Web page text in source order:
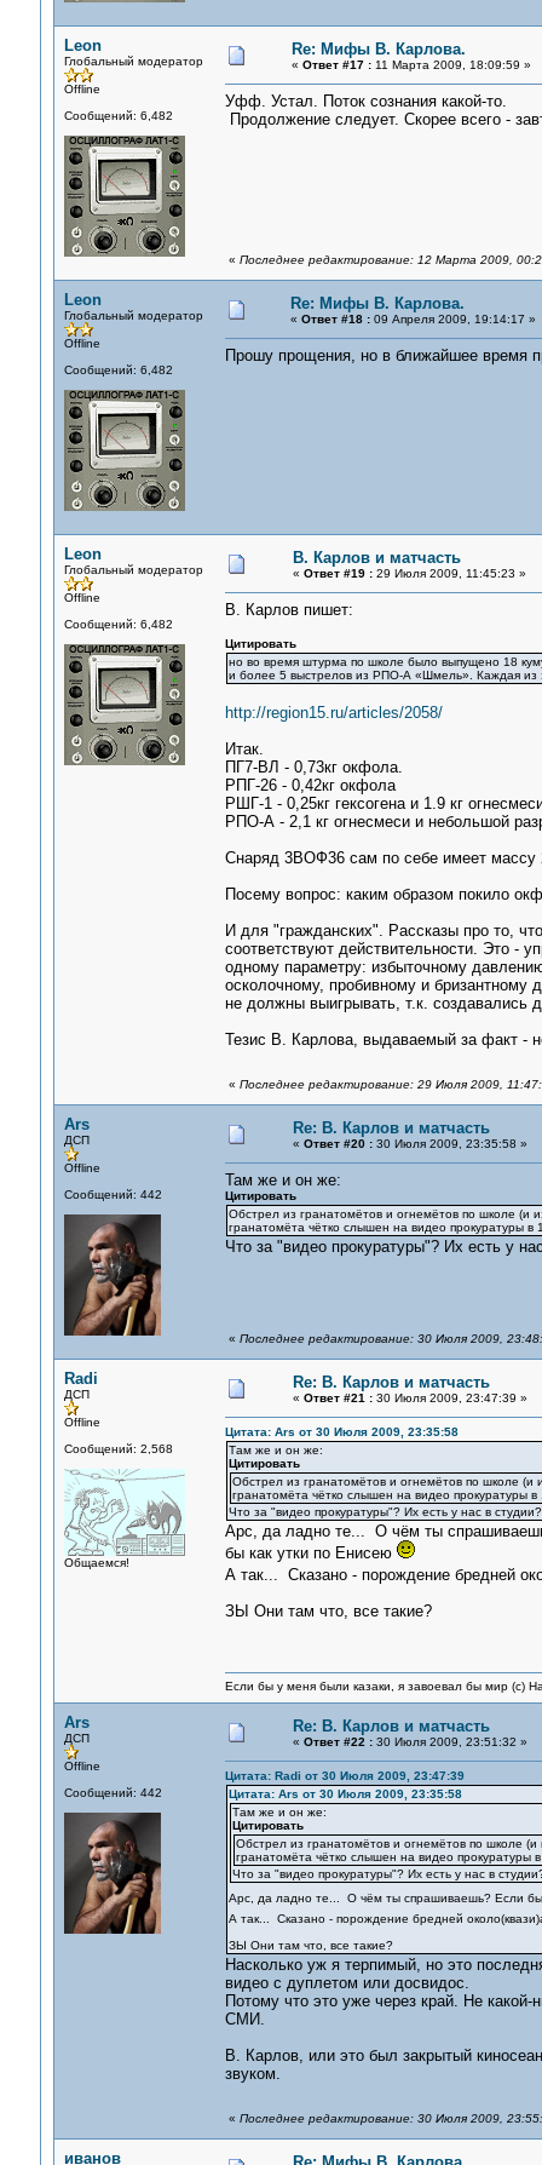
Leon
Глобальный модератор
Offline
Сообщений: 6,482
Re: Мифы В. Карлова.
« Ответ #17 :11 Марта 2009, 18:09:59 »
Уфф. Устал. Поток сознания какой-то.
Продолжение следует. Скорее всего -
« Последнее редактирование: 12 Марта 2009,
Leon
Глобальный модератор
Offline
Сообщений: 6,482
Re: Мифы В. Карлова.
« Ответ #18 :09 Апреля 2009, 19:14:17 »
Прошу прощения, но в ближайшее время
Leon
Глобальный модератор
Offline
Сообщений: 6,482
В. Карлов и матчасть
« Ответ #19 :29 Июля 2009, 11:45:23 »
В. Карлов пишет:
Цитировать
но во время штурма по школе было выпущено 18
и более 5 выстрелов из РПО-А «Шмель». Каждая из
http://region15.ru/articles/2058/
Итак.
ПГ7-ВЛ - 0,73кг окфола.
РПГ-26 - 0,42кг окфола
РШГ-1 - 0,25кг гексогена и 1.9 кг
РПО-А - 2,1 кг огнесмеси и небольшой
Снаряд 3ВОФ36 сам по себе имеет массу
Посему вопрос: каким образом покило
И для "гражданских". Рассказы про то,
соответствуют действительности. Это -
одному параметру: избыточному
осколочному, пробивному и
не должны выигрывать, т.к. создавались
Тезис В. Карлова, выдаваемый за факт -
« Последнее редактирование: 29 Июля 2009,
Ars
ДСП
Offline
Сообщений: 442
Re: В. Карлов и матчасть
« Ответ #20 :30 Июля 2009, 23:35:58 »
Там же и он же:
Цитировать
Обстрел из гранатомётов и огнемётов по школе (и
гранатомёта чётко слышен на видео прокуратуры
Что за "видео прокуратуры"? Их есть у
« Последнее редактирование: 30 Июля 2009,
Radi
ДСП
Offline
Сообщений: 2,568
Общаемся!
Re: В. Карлов и матчасть
« Ответ #21 :30 Июля 2009, 23:47:39 »
Цитата: Ars от 30 Июля 2009, 23:35:58
Там же и он же:
Цитировать
Обстрел из гранатомётов и огнемётов по школе (и
гранатомёта чётко слышен на видео прокуратуры
Что за "видео прокуратуры"? Их есть у нас в
Арс, да ладно те... О чём ты
бы как утки по Енисею
А так... Сказано - порождение бредней
ЗЫ Они там что, все такие?
Если бы у меня были казаки, я завоевал бы мир (с)
Ars
ДСП
Offline
Сообщений: 442
Re: В. Карлов и матчасть
« Ответ #22 :30 Июля 2009, 23:51:32 »
Цитата: Radi от 30 Июля 2009, 23:47:39
Цитата: Ars от 30 Июля 2009, 23:35:58
Там же и он же:
Цитировать
Обстрел из гранатомётов и огнемётов по школе
гранатомёта чётко слышен на видео
Что за "видео прокуратуры"? Их есть у нас в
Арс, да ладно те... О чём ты спрашиваешь? Если бы
А так... Сказано - порождение бредней
ЗЫ Они там что, все такие?
Насколько уж я терпимый, но это
видео с дуплетом или досвидос.
Потому что это уже через край. Не
СМИ.
В. Карлов, или это был закрытый
звуком.
« Последнее редактирование: 30 Июля 2009,
иванов